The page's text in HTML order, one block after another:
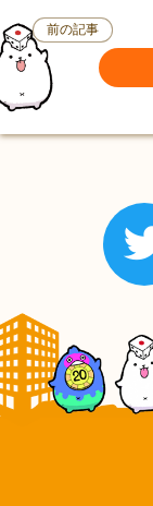
前の記事